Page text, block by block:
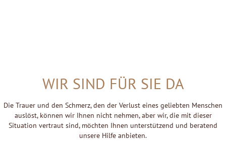
WIR SIND FÜR SIE DA
Die Trauer und den Schmerz, den der Verlust eines geliebten Menschen
auslöst, können wir Ihnen nicht nehmen, aber wir, die mit dieser
Situation vertraut sind, möchten Ihnen unterstützend und beratend
unsere Hilfe anbieten.